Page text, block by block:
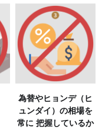
為替やヒョンデ（ヒ
ュンダイ）の相場を
常に把握しているか